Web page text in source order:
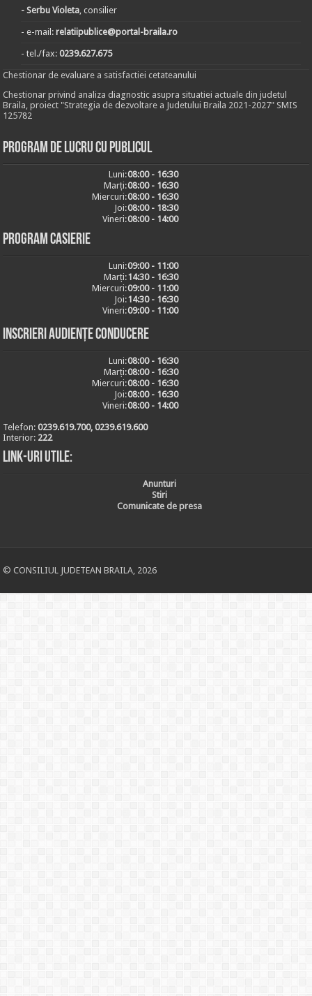
- Serbu Violeta, consilier
- e-mail:relatiipublice@portal-braila.ro
- tel./fax:0239.627.675
Chestionar de evaluare a satisfactiei cetateanului
Chestionar privind analiza diagnostic asupra situatiei actuale din judetul
Braila, proiect "Strategia de dezvoltare a Judetului Braila 2021-2027" SMIS
125782
Program de lucru cu publicul
Luni:08:00 - 16:30
Marți:08:00 - 16:30
Miercuri:08:00 - 16:30
Joi:08:00 - 18:30
Vineri:08:00 - 14:00
Program casierie
Luni:09:00 - 11:00
Marți:14:30 - 16:30
Miercuri:09:00 - 11:00
Joi:14:30 - 16:30
Vineri:09:00 - 11:00
Inscrieri audiențe conducere
Luni:08:00 - 16:30
Marți:08:00 - 16:30
Miercuri:08:00 - 16:30
Joi:08:00 - 16:30
Vineri:08:00 - 14:00
Telefon:0239.619.700, 0239.619.600
Interior: 222
Link-uri utile:
Anunturi
Stiri
Comunicate de presa
© CONSILIUL JUDETEAN BRAILA, 2026